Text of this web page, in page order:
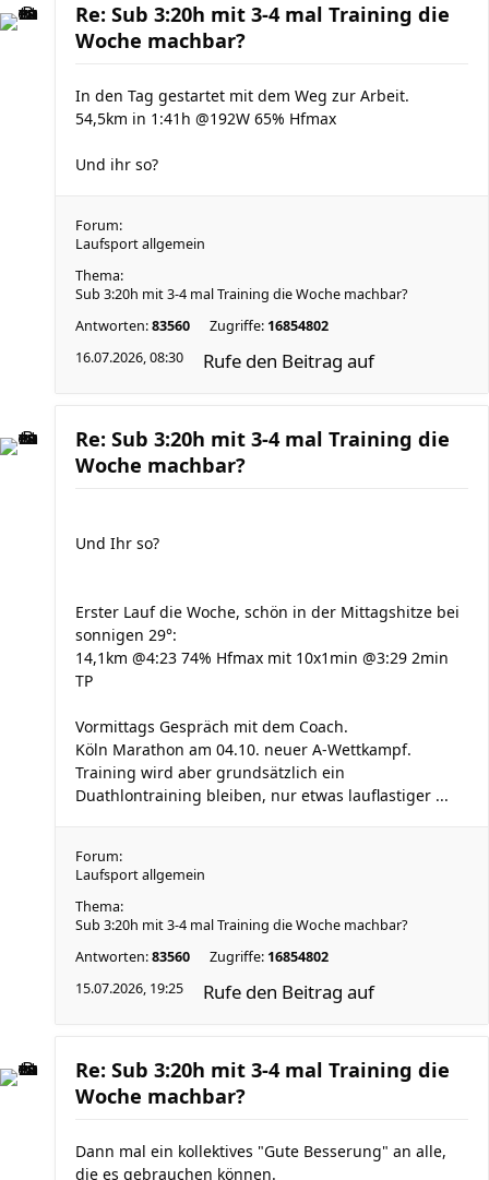
Re: Sub 3:20h mit 3-4 mal Training die
Woche machbar?
In den Tag gestartet mit dem Weg zur Arbeit.
54,5km in 1:41h @192W 65% Hfmax
Und ihr so?
Forum:
Laufsport allgemein
Thema:
Sub 3:20h mit 3-4 mal Training die Woche machbar?
Antworten:83560 Zugriffe: 16854802
16.07.2026, 08:30
Rufe den Beitrag auf
Re: Sub 3:20h mit 3-4 mal Training die
Woche machbar?
Und Ihr so?
Erster Lauf die Woche, schön in der Mittagshitze bei
sonnigen 29°:
14,1km @4:23 74% Hfmax mit 10x1min @3:29 2min
TP
Vormittags Gespräch mit dem Coach.
Köln Marathon am 04.10. neuer A-Wettkampf.
Training wird aber grundsätzlich ein
Duathlontraining bleiben, nur etwas lauflastiger ...
Forum:
Laufsport allgemein
Thema:
Sub 3:20h mit 3-4 mal Training die Woche machbar?
Antworten:83560 Zugriffe: 16854802
15.07.2026, 19:25
Rufe den Beitrag auf
Re: Sub 3:20h mit 3-4 mal Training die
Woche machbar?
Dann mal ein kollektives "Gute Besserung" an alle,
die es gebrauchen können.